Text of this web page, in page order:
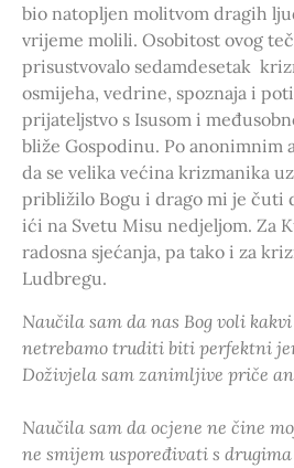
bio natopljen molitvom dragih
vrijeme molili. Osobitost ovog
prisustvovalo sedamdesetak
osmijeha, vedrine, spoznaja i
prijateljstvo s Isusom i
bliže Gospodinu. Po anonimnim
da se velika većina krizmanika
približilo Bogu i drago mi je čuti
ići na Svetu Misu nedjeljom. Za
radosna sjećanja, pa tako i za
Ludbregu.
Naučila sam da nas Bog voli kakvi
netrebamo truditi biti perfektni
Doživjela sam zanimljive priče
Naučila sam da ocjene ne čine
ne smijem uspoređivati s drugima